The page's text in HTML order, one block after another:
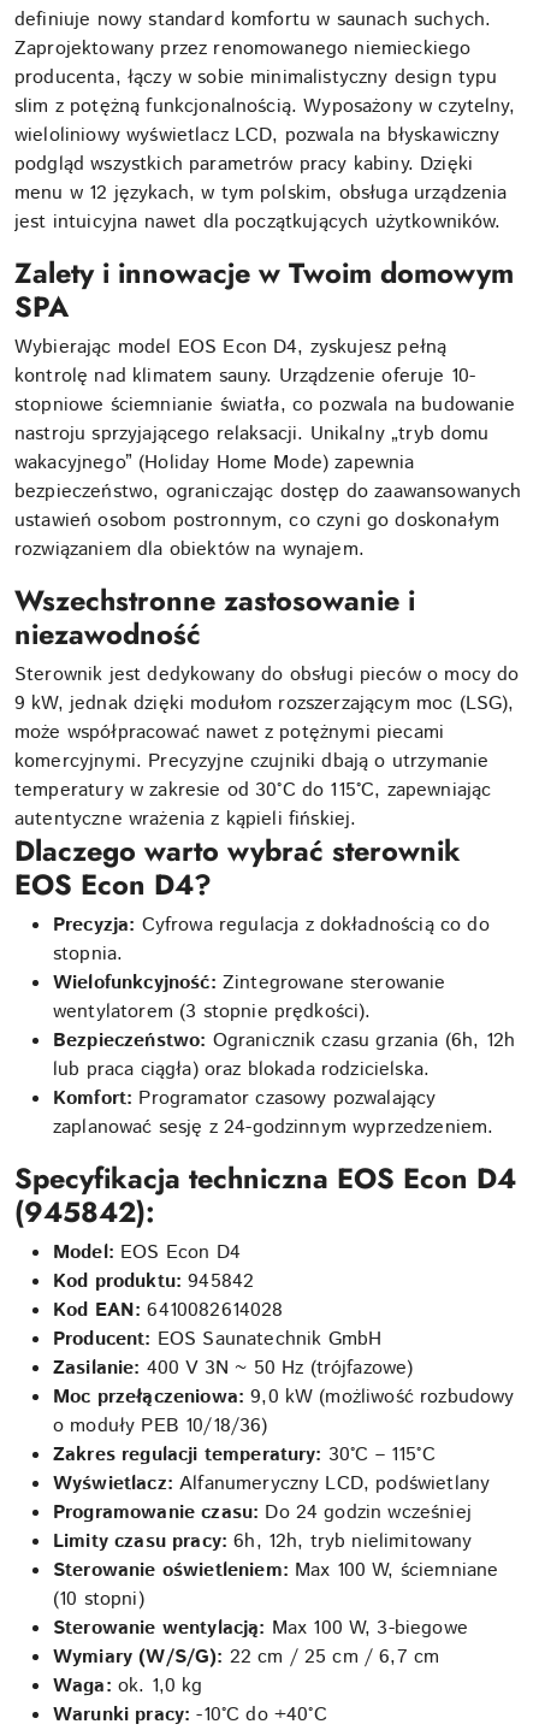
definiuje nowy standard komfortu w saunach suchych.
Zaprojektowany przez renomowanego niemieckiego
producenta, łączy w sobie minimalistyczny design typu
slim z potężną funkcjonalnością. Wyposażony w czytelny,
wieloliniowy wyświetlacz LCD, pozwala na błyskawiczny
podgląd wszystkich parametrów pracy kabiny. Dzięki
menu w 12 językach, w tym polskim, obsługa urządzenia
jest intuicyjna nawet dla początkujących użytkowników.
Zalety i innowacje w Twoim domowym
SPA
Wybierając model EOS Econ D4, zyskujesz pełną
kontrolę nad klimatem sauny. Urządzenie oferuje 10-
stopniowe ściemnianie światła, co pozwala na budowanie
nastroju sprzyjającego relaksacji. Unikalny „tryb domu
wakacyjnego” (Holiday Home Mode) zapewnia
bezpieczeństwo, ograniczając dostęp do zaawansowanych
ustawień osobom postronnym, co czyni go doskonałym
rozwiązaniem dla obiektów na wynajem.
Wszechstronne zastosowanie i
niezawodność
Sterownik jest dedykowany do obsługi pieców o mocy do
9 kW, jednak dzięki modułom rozszerzającym moc (LSG),
może współpracować nawet z potężnymi piecami
komercyjnymi. Precyzyjne czujniki dbają o utrzymanie
temperatury w zakresie od 30°C do 115°C, zapewniając
autentyczne wrażenia z kąpieli fińskiej.
Dlaczego warto wybrać sterownik
EOS Econ D4?
Precyzja: Cyfrowa regulacja z dokładnością co do
stopnia.
Wielofunkcyjność: Zintegrowane sterowanie
wentylatorem (3 stopnie prędkości).
Bezpieczeństwo: Ogranicznik czasu grzania (6h, 12h
lub praca ciągła) oraz blokada rodzicielska.
Komfort: Programator czasowy pozwalający
zaplanować sesję z 24-godzinnym wyprzedzeniem.
Specyfikacja techniczna EOS Econ D4
(945842):
Model: EOS Econ D4
Kod produktu: 945842
Kod EAN: 6410082614028
Producent: EOS Saunatechnik GmbH
Zasilanie: 400 V 3N ~ 50 Hz (trójfazowe)
Moc przełączeniowa: 9,0 kW (możliwość rozbudowy
o moduły PEB 10/18/36)
Zakres regulacji temperatury: 30°C – 115°C
Wyświetlacz: Alfanumeryczny LCD, podświetlany
Programowanie czasu: Do 24 godzin wcześniej
Limity czasu pracy: 6h, 12h, tryb nielimitowany
Sterowanie oświetleniem: Max 100 W, ściemniane
(10 stopni)
Sterowanie wentylacją: Max 100 W, 3-biegowe
Wymiary (W/S/G): 22 cm / 25 cm / 6,7 cm
Waga: ok. 1,0 kg
Warunki pracy: -10°C do +40°C